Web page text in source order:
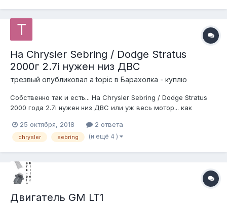
На Chrysler Sebring / Dodge Stratus
2000г 2.7i нужен низ ДВС
трезвый опубликовал a topic в Барахолка - куплю
Собственно так и есть... На Chrysler Sebring / Dodge Stratus
2000 года 2.7i нужен низ ДВС или уж весь мотор... как
25 октября, 2018
2 ответа
chrysler sebring (и ещё 4 )
Двигатель GM LT1